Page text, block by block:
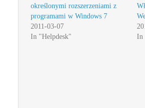
określonymi rozszerzeniami z
programami w Windows 7
2011-03-07
In "Helpdesk"
In